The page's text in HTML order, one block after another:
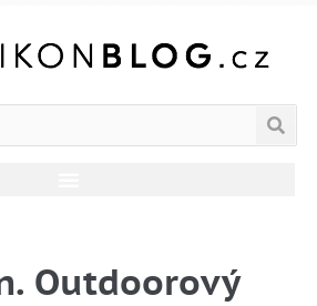
Outdoorový